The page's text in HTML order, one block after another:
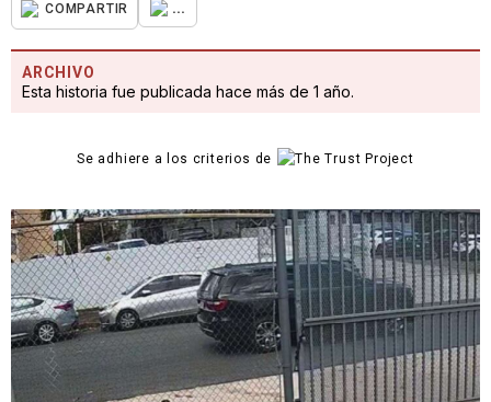
COMPARTIR ...
ARCHIVO
Esta historia fue publicada hace más de 1 año.
Se adhiere a los criterios de